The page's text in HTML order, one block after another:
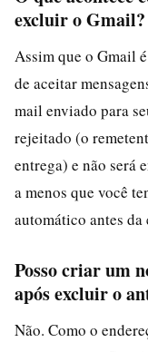
excluir o Gmail?
Assim que o Gmail
de aceitar
mail enviado para
rejeitado (o
entrega) e não será
a menos que você
automático antes da
Posso criar um
após excluir o
Não. Como o